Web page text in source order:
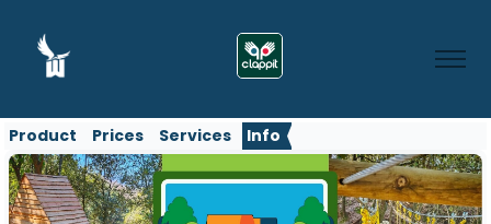
Product Prices Services Info